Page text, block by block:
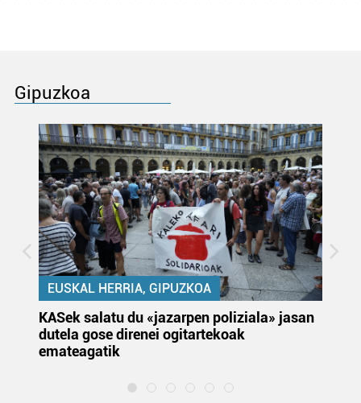
Gipuzkoa
EUSKAL HERRIA, GIPUZKOA
KASek salatu du «jazarpen poliziala» jasan
dutela gose direnei ogitartekoak
emateagatik